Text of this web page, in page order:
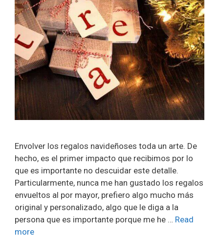
Envolver los regalos navideñoses toda un arte. De
hecho, es el primer impacto que recibimos por lo
que es importante no descuidar este detalle.
Particularmente, nunca me han gustado los regalos
envueltos al por mayor, prefiero algo mucho más
original y personalizado, algo que le diga a la
persona que es importante porque me he … Read
more